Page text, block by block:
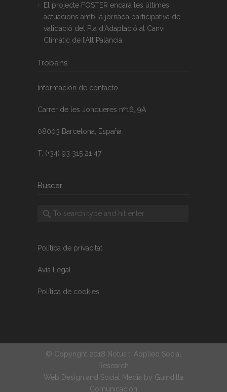
El projecte FOSTER encara les últimes
actuacions amb la jornada participativa de
validació del Pla d’Adaptació al Canvi
Climàtic de l’Alt Palància
Troba’ns
Información de contacto
Carrer de les Jonqueres nº16, 9A
08003 Barcelona, España
T. (+34) 93 315 21 47
Buscar
Política de privacitat
Avís Legal
Política de cookies
© Copyright 2018 Notus :: Applied Social
Research
Web Design and Social Media by Guindilla
Comunicación